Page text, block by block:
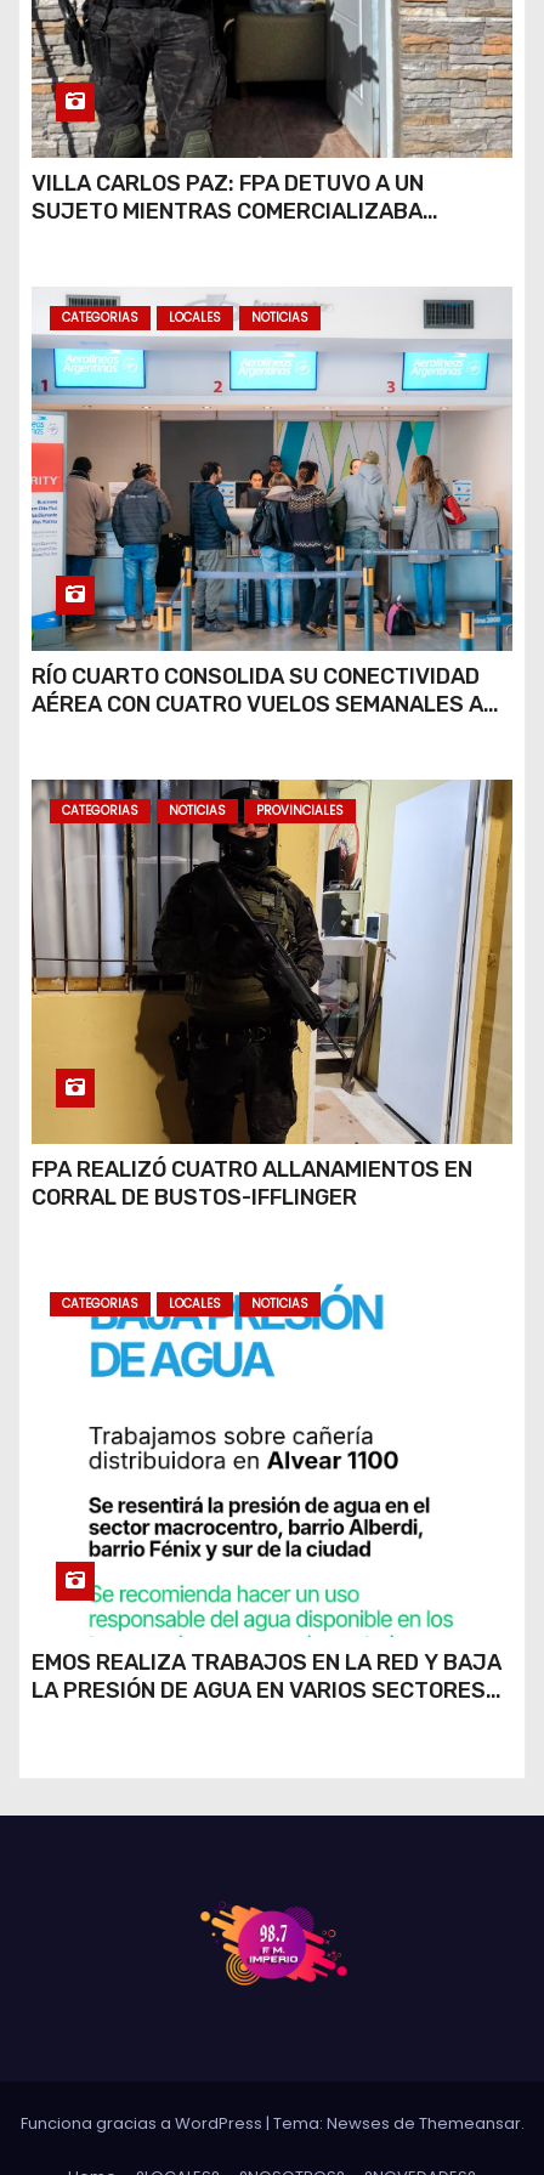
VILLA CARLOS PAZ: FPA DETUVO A UN
SUJETO MIENTRAS COMERCIALIZABA
CATEGORIAS LOCALES NOTICIAS
RÍO CUARTO CONSOLIDA SU CONECTIVIDAD
AÉREA CON CUATRO VUELOS SEMANALES A
CATEGORIAS NOTICIAS PROVINCIALES
FPA REALIZÓ CUATRO ALLANAMIENTOS EN
CORRAL DE BUSTOS-IFFLINGER
CATEGORIAS LOCALES NOTICIAS
EMOS REALIZA TRABAJOS EN LA RED Y BAJA
LA PRESIÓN DE AGUA EN VARIOS SECTORES
Funciona gracias a WordPress | Tema: Newses de Themeansar.